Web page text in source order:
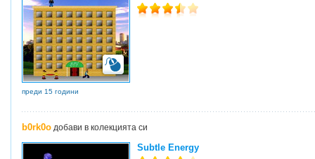
преди 15 години
b0rk0o добави в колекцията си
Subtle Energy